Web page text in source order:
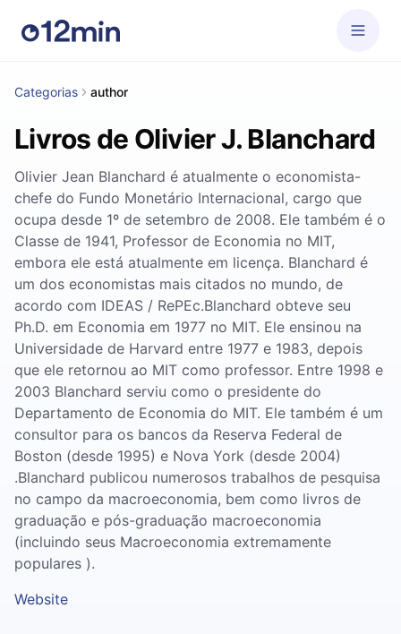
Categorias author
Livros de Olivier J. Blanchard
Olivier Jean Blanchard é atualmente o economista-
chefe do Fundo Monetário Internacional, cargo que
ocupa desde 1º de setembro de 2008. Ele também é o
Classe de 1941, Professor de Economia no MIT,
embora ele está atualmente em licença. Blanchard é
um dos economistas mais citados no mundo, de
acordo com IDEAS / RePEc.Blanchard obteve seu
Ph.D. em Economia em 1977 no MIT. Ele ensinou na
Universidade de Harvard entre 1977 e 1983, depois
que ele retornou ao MIT como professor. Entre 1998 e
2003 Blanchard serviu como o presidente do
Departamento de Economia do MIT. Ele também é um
consultor para os bancos da Reserva Federal de
Boston (desde 1995) e Nova York (desde 2004)
.Blanchard publicou numerosos trabalhos de pesquisa
no campo da macroeconomia, bem como livros de
graduação e pós-graduação macroeconomia
(incluindo seus Macroeconomia extremamente
populares ).
Website